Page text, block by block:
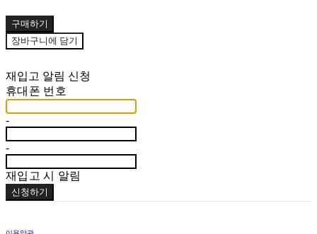
구매하기
장바구니에 담기
재입고 알림 신청
휴대폰 번호
-
-
재입고 시 알림
신청하기